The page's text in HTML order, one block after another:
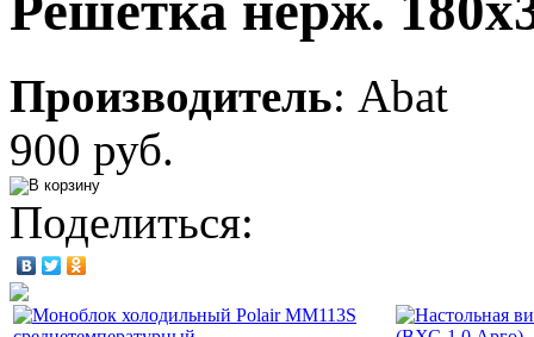
Производитель: Abat
900 руб.
Поделиться: